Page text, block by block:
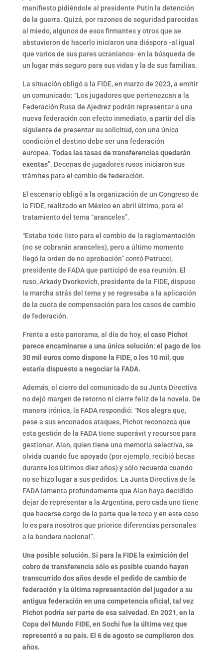
manifiesto pidiéndole al presidente Putin la detención
de la guerra. Quizá, por razones de seguridad parecidas
al miedo, algunos de esos firmantes y otros que se
abstuvieron de hacerlo iniciaron una diáspora -al igual
que varios de sus pares ucranianos- en la búsqueda de
un lugar más seguro para sus vidas y la de sus familias.
La situación obligó a la FIDE, en marzo de 2023, a emitir
un comunicado: “Los jugadores que pertenezcan a la
Federación Rusa de Ajedrez podrán representar a una
nueva federación con efecto inmediato, a partir del día
siguiente de presentar su solicitud, con una única
condición el destino debe ser una federación
europea. Todas las tasas de transferencias quedarán
exentas”. Decenas de jugadores rusos iniciaron sus
trámites para el cambio de federación.
El escenario obligó a la organización de un Congreso de
la FIDE, realizado en México en abril último, para el
tratamiento del tema “aranceles”.
“Estaba todo listo para el cambio de la reglamentación
(no se cobrarán aranceles), pero a último momento
llegó la orden de no aprobación” contó Petrucci,
presidente de FADA que participó de esa reunión. El
ruso, Arkady Dvorkovich, presidente de la FIDE, dispuso
la marcha atrás del tema y se regresaba a la aplicación
de la cuota de compensación para los casos de cambio
de federación.
Frente a este panorama, al día de hoy,el caso Pichot
parece encaminarse a una única solución: el pago de los
30 mil euros como dispone la FIDE, o los 10 mil, que
estaría dispuesto a negociar la FADA.
Además, el cierre del comunicado de su Junta Directiva
no dejó margen de retorno ni cierre feliz de la novela. De
manera irónica, la FADA respondió: “Nos alegra que,
pese a sus enconados ataques, Pichot reconozca que
esta gestión de la FADA tiene superávit y recursos para
gestionar. Alan, quien tiene una memoria selectiva, se
olvida cuando fue apoyado (por ejemplo, recibió becas
durante los últimos diez años) y sólo recuerda cuando
no se hizo lugar a sus pedidos. La Junta Directiva de la
FADA lamenta profundamente que Alan haya decidido
dejar de representar a la Argentina, pero cada uno tiene
que hacerse cargo de la parte que le toca y en este caso
lo es para nosotros que priorice diferencias personales
a la bandera nacional”.
Una posible solución. Si para la FIDE la eximición del
cobro de transferencia sólo es posible cuando hayan
transcurrido dos años desde el pedido de cambio de
federación y la última representación del jugador a su
antigua federación en una competencia oficial, tal vez
Pichot podría ser parte de esa salvedad. En 2021, en la
Copa del Mundo FIDE, en Sochi fue la última vez que
representó a su país. El 6 de agosto se cumplieron dos
años.